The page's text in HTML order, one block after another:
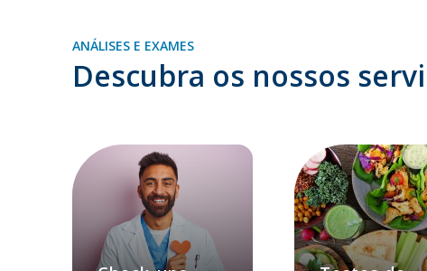
ANÁLISES E EXAMES
Descubra os nossos